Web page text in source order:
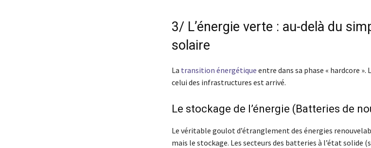
3/ L’énergie verte : au-delà du
solaire
La transition énergétique entre dans sa phase « hardcore
celui des infrastructures est arrivé.
Le stockage de l’énergie (Batteries de
Le véritable goulot d’étranglement des énergies
mais le stockage. Les secteurs des batteries à l’état solide